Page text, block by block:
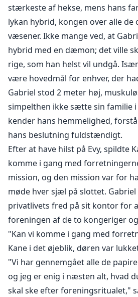
stærkeste af hekse, mens hans
lykan hybrid, kongen over alle de
væsener. Ikke mange ved, at
hybrid med en dæmon; det ville
rige, som han helst vil undgå.
være hovedmål for enhver, der
Gabriel stod 2 meter høj,
simpelthen ikke sætte sin familie i
kender hans hemmelighed,
hans beslutning fuldstændigt.
Efter at have hilst på Evy, spildte
komme i gang med
mission, og den mission var for
møde hver sjæl på slottet.
privatlivets fred på sit kontor for
foreningen af de to kongeriger
"Kan vi komme i gang med
Kane i det øjeblik, døren var
"Vi har gennemgået alle de
og jeg er enig i næsten alt, hvad
skal ske efter foreningsritualet,"